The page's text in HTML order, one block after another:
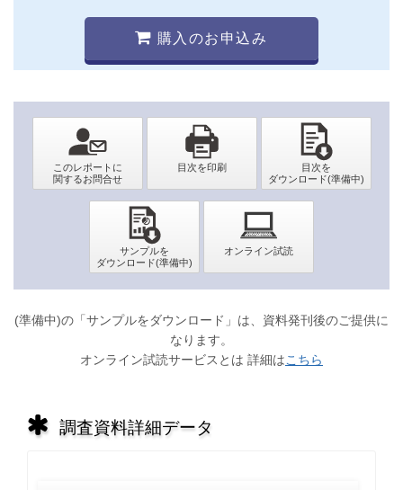
購入のお申込み
(準備中)の「サンプルをダウンロード」は、資料発刊後のご提供に
なります。
オンライン試読サービスとは 詳細はこちら
調査資料詳細データ